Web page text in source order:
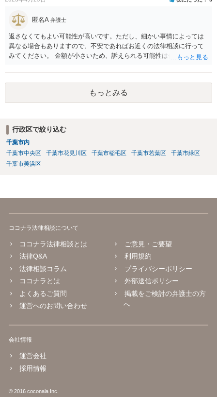
匿名A 弁護士
返さなくてもよい可能性が高いです。ただし、細かい事情によっては
異なる場合もありますので、不安であればお近くの法律相談に行って
みてください。 金額が小さいため、訴えられる可能性は低いと思われ
もっとみる
行政区で絞り込む
千葉市内
千葉市中央区
千葉市花見川区 千葉市稲毛区 千葉市若葉区
千葉市緑区
千葉市美浜区
ココナラ法律相談について
ココナラ法律相談とは
法律Q&A
法律相談コラム
ココナラとは
よくあるご質問
運営へのお問い合わせ
ご意見・ご要望
利用規約
プライバシーポリシー
外部送信ポリシー
掲載をご検討の弁護士の方
へ
会社情報
運営会社
採用情報
© 2016 coconala Inc.